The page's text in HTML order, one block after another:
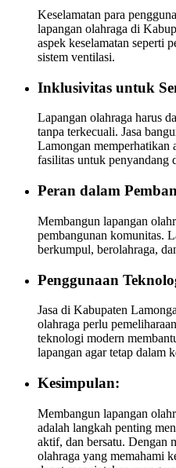
Keselamatan para
lapangan olahraga di
aspek keselamatan seperti
sistem ventilasi.
Inklusivitas untuk
Lapangan olahraga harus
tanpa terkecuali. Jasa
Lamongan memperhatikan
fasilitas untuk penyandang
Peran dalam
Membangun lapangan
pembangunan komunitas.
berkumpul, berolahraga,
Penggunaan
Jasa di Kabupaten
olahraga perlu
teknologi modern
lapangan agar tetap dalam
Kesimpulan:
Membangun lapangan
adalah langkah penting
aktif, dan bersatu. Dengan
olahraga yang memahami